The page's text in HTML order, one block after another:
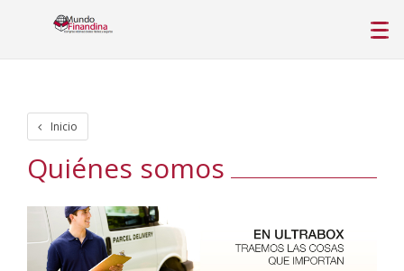
Inicio
Quiénes somos